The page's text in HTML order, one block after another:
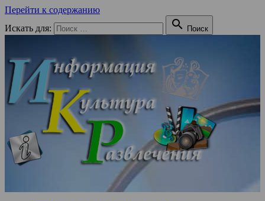
Перейти к содержанию
Искать для:
 Поиск